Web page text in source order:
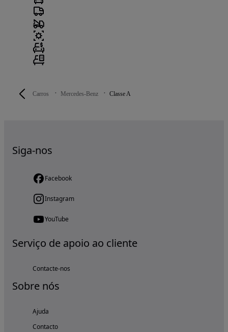
Carros Mercedes-Benz Classe A
Siga-nos
Facebook
Instagram
YouTube
Serviço de apoio ao cliente
Contacte-nos
Sobre nós
Ajuda
Contacto